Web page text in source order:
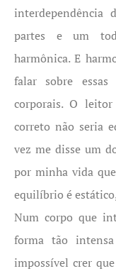
interdependência
partes e um
harmônica. E
falar sobre essas
corporais. O
correto não seria
vez me disse um
por minha vida
equilíbrio é
Num corpo que
forma tão
impossível crer